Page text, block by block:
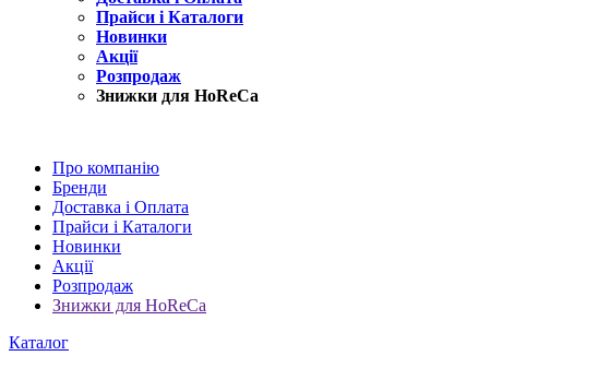
Прайси і Каталоги
Новинки
Акції
Розпродаж
Знижки для HoReCa
Про компанію
Бренди
Доставка і Оплата
Прайси і Каталоги
Новинки
Акції
Розпродаж
Знижки для HoReCa
Каталог